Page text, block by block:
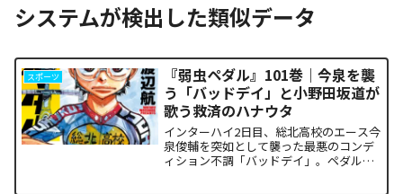
システムが検出した類似データ
スポーツ
『弱虫ペダル』101巻｜今泉を襲
う「バッドデイ」と小野田坂道が
歌う救済のハナウタ
インターハイ2日目、総北高校のエース今
泉俊輔を突如として襲った最悪のコンデ
ィション不調「バッドデイ」。ペダルを